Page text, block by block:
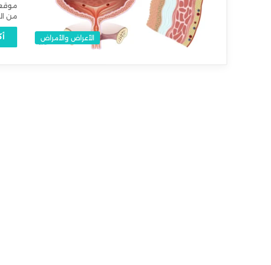
الأعراض والأمراض
من